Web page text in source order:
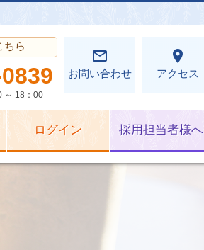
place
アクセス
mail_outline
お問い合わせ
ちら
0839
～ 18：00
ログイン 採用担当者様へ